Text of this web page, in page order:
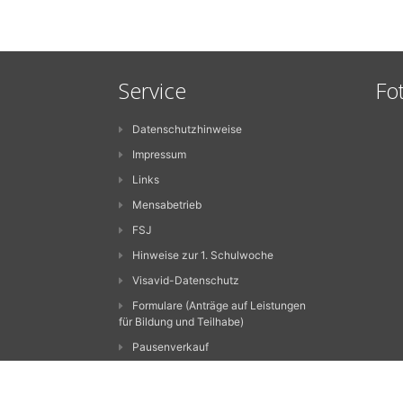
Service
Datenschutzhinweise
Impressum
Links
Mensabetrieb
FSJ
Hinweise zur 1. Schulwoche
Visavid-Datenschutz
Formulare (Anträge auf Leistungen
für Bildung und Teilhabe)
Pausenverkauf